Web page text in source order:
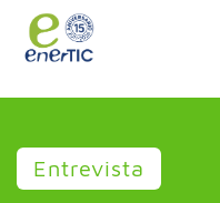
Entrevista